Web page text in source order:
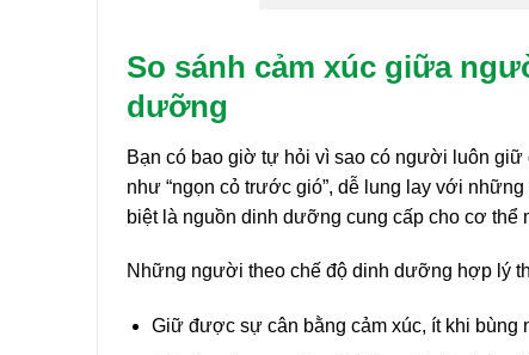
So sánh cảm xúc giữa
dưỡng
Bạn có bao giờ tự hỏi vì sao có người luôn
như “ngọn cỏ trước gió”, dễ lung lay với
biệt là nguồn dinh dưỡng cung cấp cho cơ thể
Những người theo chế độ dinh dưỡng hợp lý
Giữ được sự cân bằng cảm xúc, ít khi bùng